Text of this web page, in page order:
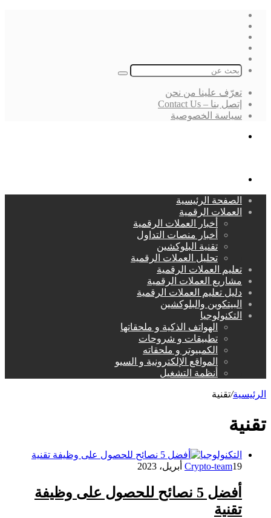
بحث
تعرّف علينا من نحن
إتصل بنا – Contact Us
سياسة الخصوصية
الصفحة الرئيسية
العملات الرقمية
أخبار العملات الرقمية
أخبار منصات التداول
تقنية البلوكشين
تحليل العملات الرقمية
تعليم العملات الرقمية
مشاريع العملات الرقمية
دليل تعليم العملات الرقمية
البيتكوين والبلوكشين
التكنولوجيا
الهواتف الذكية و ملحقاتها
تطبيقات و شروحات
الكمبيوتر و ملحقاته
المواقع الإلكترونية و السيو
أنظمة التشغيل
الرئيسية/تقنية
تقنية
التكنولوجيا
Crypto-team19 أبريل، 2023
أفضل 5 نصائح للحصول على وظيفة
تقنية